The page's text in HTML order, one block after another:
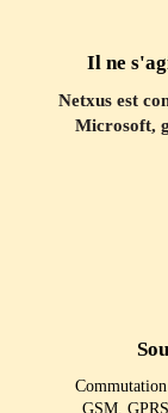
Il ne
Netxus est
Microsoft,
GSM,